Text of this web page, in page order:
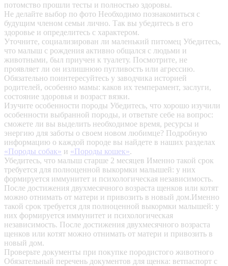
потомство прошли тесты и полностью здоровы.
Не делайте выбор по фото Необходимо познакомиться с
будущим членом семьи лично. Так вы убедитесь в его
здоровье и определитесь с характером.
Уточните, социализирован ли маленький питомец Убедитесь,
что малыш с рождения активно общался с людьми и
животными, был приучен к туалету. Посмотрите, не
проявляет ли он излишнюю пугливость или агрессию.
Обязательно поинтересуйтесь у заводчика историей
родителей, особенно мамы: каков их темперамент, заслуги,
состояние здоровья и возраст вязки.
Изучите особенности породы Убедитесь, что хорошо изучили
особенности выбранной породы, и ответьте себе на вопрос:
сможете ли вы выделить необходимое время, ресурсы и
энергию для заботы о своем новом любимце? Подробную
информацию о каждой породе вы найдете в наших разделах
«Породы собак» и «Породы кошек».
Убедитесь, что малыш старше 2 месяцев Именно такой срок
требуется для полноценной выкормки малышей: у них
формируется иммунитет и психологическая независимость.
После достижения двухмесячного возраста щенков или котят
можно отнимать от матери и привозить в новый дом.Именно
такой срок требуется для полноценной выкормки малышей: у
них формируется иммунитет и психологическая
независимость. После достижения двухмесячного возраста
щенков или котят можно отнимать от матери и привозить в
новый дом.
Проверьте документы при покупке породистого животного
Обязательный перечень документов для щенка: ветпаспорт с